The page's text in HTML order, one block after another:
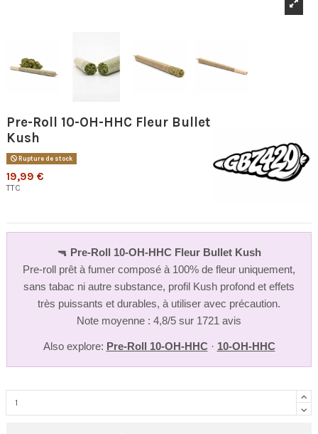
Pre-Roll 10-OH-HHC Fleur Bullet
Kush
Rupture de stock
19,99 €
TTC
🔫 Pre-Roll 10-OH-HHC Fleur Bullet Kush
Pre-roll prêt à fumer composé à 100% de fleur uniquement,
sans tabac ni autre substance, profil Kush profond et effets
très puissants et durables, à utiliser avec précaution.
Note moyenne : 4,8/5 sur 1721 avis
Also explore: Pre-Roll 10-OH-HHC · 10-OH-HHC